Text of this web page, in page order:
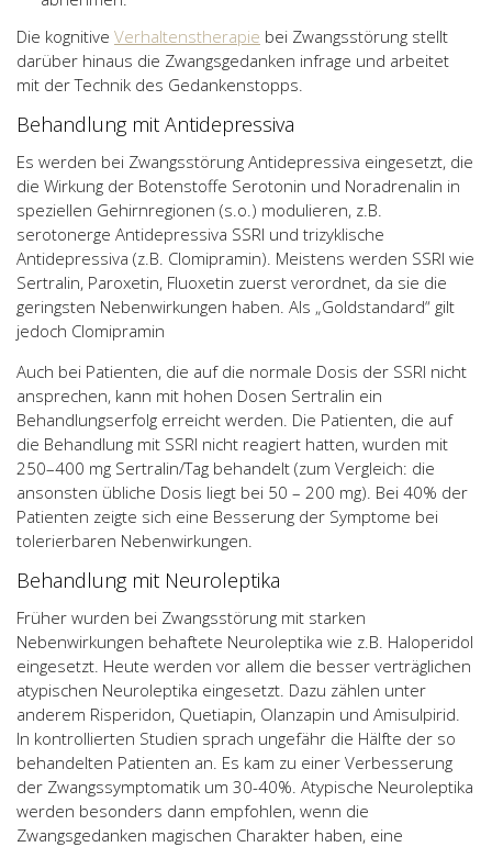
Die kognitive Verhaltenstherapie bei Zwangsstörung stellt
darüber hinaus die Zwangsgedanken infrage und arbeitet
mit der Technik des Gedankenstopps.
Behandlung mit Antidepressiva
Es werden bei Zwangsstörung Antidepressiva eingesetzt, die
die Wirkung der Botenstoffe Serotonin und Noradrenalin in
speziellen Gehirnregionen (s.o.) modulieren, z.B.
serotonerge Antidepressiva SSRI und trizyklische
Antidepressiva (z.B. Clomipramin). Meistens werden SSRI wie
Sertralin, Paroxetin, Fluoxetin zuerst verordnet, da sie die
geringsten Nebenwirkungen haben. Als „Goldstandard“ gilt
jedoch Clomipramin
Auch bei Patienten, die auf die normale Dosis der SSRI nicht
ansprechen, kann mit hohen Dosen Sertralin ein
Behandlungserfolg erreicht werden. Die Patienten, die auf
die Behandlung mit SSRI nicht reagiert hatten, wurden mit
250–400 mg Sertralin/Tag behandelt (zum Vergleich: die
ansonsten übliche Dosis liegt bei 50 – 200 mg). Bei 40% der
Patienten zeigte sich eine Besserung der Symptome bei
tolerierbaren Nebenwirkungen.
Behandlung mit Neuroleptika
Früher wurden bei Zwangsstörung mit starken
Nebenwirkungen behaftete Neuroleptika wie z.B. Haloperidol
eingesetzt. Heute werden vor allem die besser verträglichen
atypischen Neuroleptika eingesetzt. Dazu zählen unter
anderem Risperidon, Quetiapin, Olanzapin und Amisulpirid.
In kontrollierten Studien sprach ungefähr die Hälfte der so
behandelten Patienten an. Es kam zu einer Verbesserung
der Zwangssymptomatik um 30-40%. Atypische Neuroleptika
werden besonders dann empfohlen, wenn die
Zwangsgedanken magischen Charakter haben, eine